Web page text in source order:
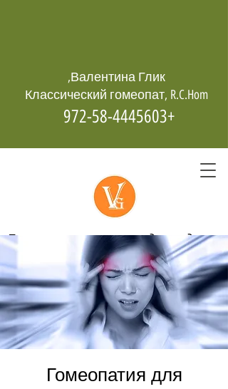
Гомеопатия -возрождает даже
из пепла
Валентина Глик,
+972-58-4445603
Гомеопатия для